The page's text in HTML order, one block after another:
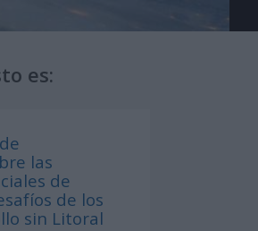
es:
las
de
de los
sin Litoral